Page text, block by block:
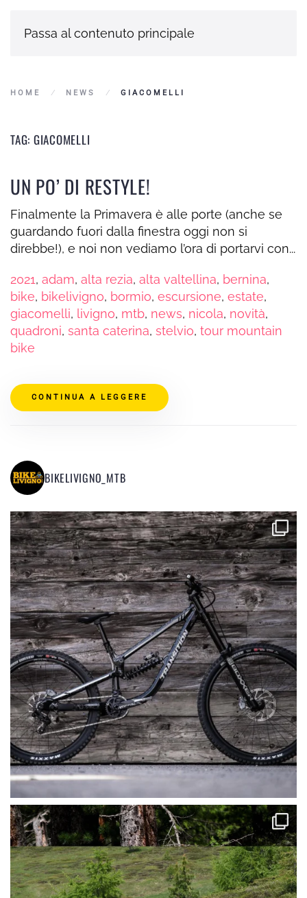
Passa al contenuto principale
HOME NEWS GIACOMELLI
TAG: GIACOMELLI
UN PO’ DI RESTYLE!
Finalmente la Primavera è alle porte (anche se
guardando fuori dalla finestra oggi non si
direbbe!), e noi non vediamo l’ora di portarvi con...
2021, adam, alta rezia, alta valtellina, bernina,
bike, bikelivigno, bormio, escursione, estate,
giacomelli, livigno, mtb, news, nicola, novità,
quadroni, santa caterina, stelvio, tour mountain
bike
CONTINUA A LEGGERE
BIKELIVIGNO_MTB